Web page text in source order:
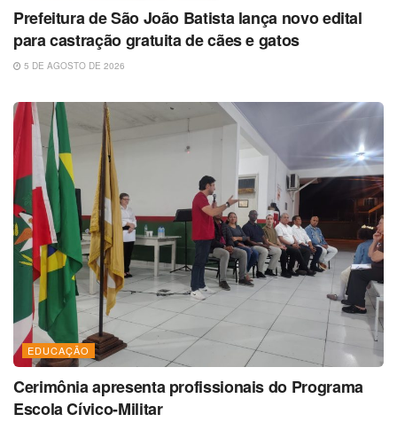
Prefeitura de São João Batista lança novo edital
para castração gratuita de cães e gatos
5 DE AGOSTO DE 2026
EDUCAÇÃO
Cerimônia apresenta profissionais do Programa
Escola Cívico-Militar